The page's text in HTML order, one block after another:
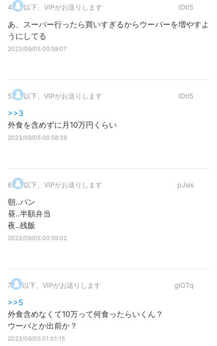
4. 以下、VIPがお送りします IDtI5
あ、スーパー行ったら買いすぎるからウーバーを増やすよ
うにしてる
2023/09/05 00:58:07
5. 以下、VIPがお送りします IDtI5
>>3
外食を含めずに月10万円くらい
2023/09/05 00:58:39
6. 以下、VIPがお送りします pJsis
朝‥パン
昼‥半額弁当
夜‥残飯
2023/09/05 00:59:02
7. 以下、VIPがお送りします giOTq
>>5
外食含めなくて10万って何食ったらいくん？
ウーバとか出前か？
2023/09/05 01:01:15